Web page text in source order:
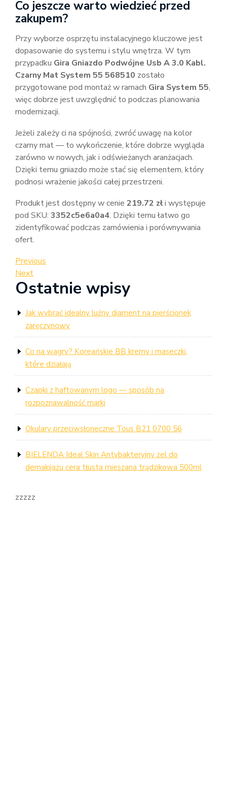
Co jeszcze warto wiedzieć przed
zakupem?
Przy wyborze osprzętu instalacyjnego kluczowe jest
dopasowanie do systemu i stylu wnętrza. W tym
przypadku Gira Gniazdo Podwójne Usb A 3.0 Kabl.
Czarny Mat System 55 568510 zostało
przygotowane pod montaż w ramach Gira System 55,
więc dobrze jest uwzględnić to podczas planowania
modernizacji.
Jeżeli zależy ci na spójności, zwróć uwagę na kolor
czarny mat — to wykończenie, które dobrze wygląda
zarówno w nowych, jak i odświeżanych aranżacjach.
Dzięki temu gniazdo może stać się elementem, który
podnosi wrażenie jakości całej przestrzeni.
Produkt jest dostępny w cenie 219.72 złi występuje
pod SKU: 3352c5e6a0a4. Dzięki temu łatwo go
zidentyfikować podczas zamówienia i porównywania
ofert.
Nawigacja
wpisu
Previous
Post
Previous
Next
Post
Next
Ostatnie wpisy
Jak wybrać idealny luźny diament na pierścionek
zaręczynowy
Co na wagry? Koreańskie BB kremy i maseczki,
które działają
Czapki z haftowanym logo — sposób na
rozpoznawalność marki
Okulary przeciwsłoneczne Tous B21 0700 56
BIELENDA Ideal Skin Antybakteryjny żel do
demakijażu cera tłusta mieszana trądzikowa 500ml
zzzzz